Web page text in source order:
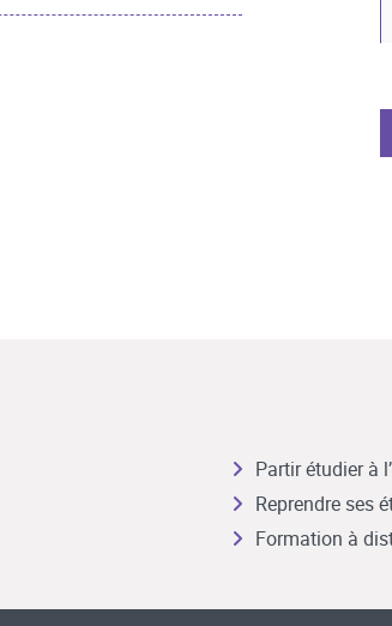
Partir étudier à
Reprendre ses
Formation à